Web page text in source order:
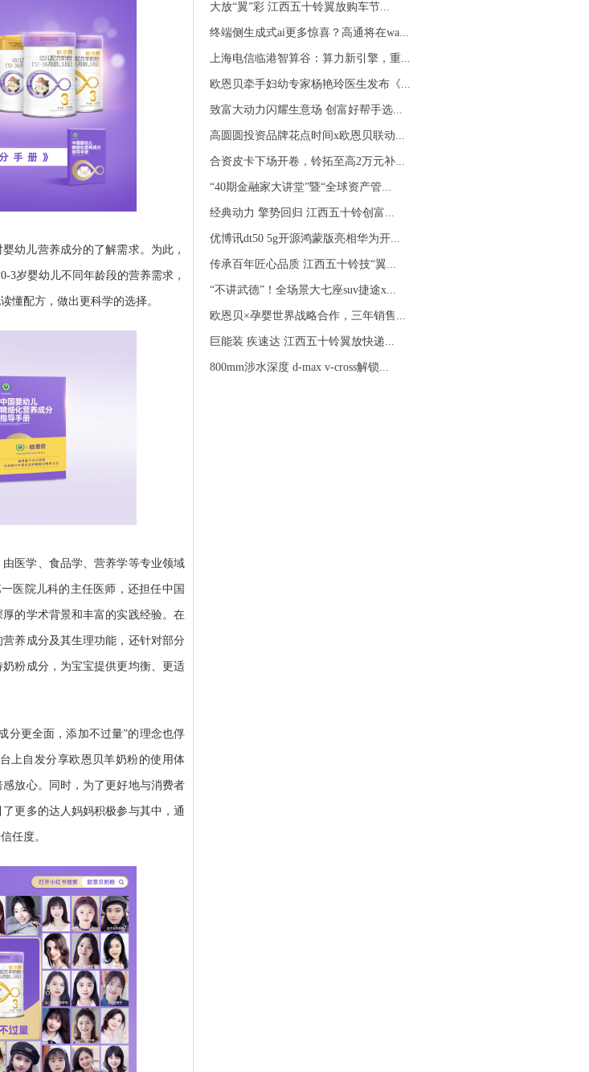
幼儿营养成分的了解需求。为此，
3岁婴幼儿不同年龄段的营养需求，
懂配方，做出更科学的选择。
医学、食品学、营养学等专业领域
医院儿科的主任医师，还担任中国
的学术背景和丰富的实践经验。在
养成分及其生理功能，还针对部分
粉成分，为宝宝提供更均衡、更适
分更全面，添加不过量”的理念也俘
上自发分享欧恩贝羊奶粉的使用体
放心。同时，为了更好地与消费者
更多的达人妈妈积极参与其中，通
任度。
大放“翼”彩 江西五十铃翼放购车节...
终端侧生成式ai更多惊喜？高通将在wa...
上海电信临港智算谷：算力新引擎，重...
欧恩贝牵手妇幼专家杨艳玲医生发布《...
致富大动力闪耀生意场 创富好帮手选...
高圆圆投资品牌花点时间x欧恩贝联动...
合资皮卡下场开卷，铃拓至高2万元补...
“40期金融家大讲堂”暨“全球资产管...
经典动力 擎势回归 江西五十铃创富...
优博讯dt50 5g开源鸿蒙版亮相华为开...
传承百年匠心品质 江西五十铃技“翼...
“不讲武德”！全场景大七座suv捷途x...
欧恩贝×孕婴世界战略合作，三年销售...
巨能装 疾速达 江西五十铃翼放快递...
800mm涉水深度 d-max v-cross解锁...